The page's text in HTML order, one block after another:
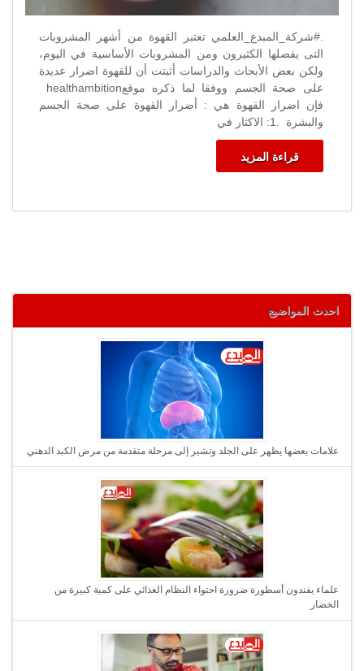
.#شركة_المبدع_العلمي تعتبر القهوة من أشهر المشروبات
التى يفضلها الكثيرون ومن المشروبات الأساسية في اليوم،
ولكن بعض الأبحاث والدراسات أثبتت أن للقهوة اضرار عديدة
فإن اضرار القهوة هي : أضرار القهوة على صحة الجسم
والبشرة .1: الاكثار في
قراءة المزيد
احدث المواضيع
علامات بعضها يظهر على الجلد وتشير إلى مرحلة متقدمة من مرض الكبد الدهني
علماء يفندون أسطورة ضرورة احتواء النظام الغذائي على كمية كبيرة من
الخضار